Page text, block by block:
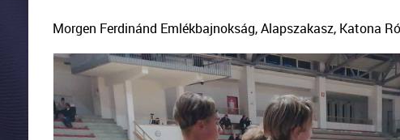
Morgen Ferdinánd Emlékbajnokság, Alapszakasz, Katona